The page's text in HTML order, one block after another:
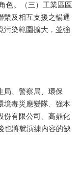
色。（三）工業區區
繫及相互支援之暢通
污染範圍擴大，並強
局、警察局、環保
境毒災應變隊、強本
份有限公司、高鼎化
也將就演練內容的缺